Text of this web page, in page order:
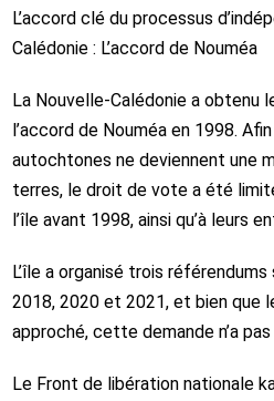
L’accord clé du processus
Calédonie : L’accord de Nouméa
La Nouvelle-Calédonie a obtenu
l’accord de Nouméa en 1998.
autochtones ne deviennent une
terres, le droit de vote a été
l’île avant 1998, ainsi qu’à leurs
L’île a organisé trois référendums
2018, 2020 et 2021, et bien que
approché, cette demande n’a
Le Front de libération nationale